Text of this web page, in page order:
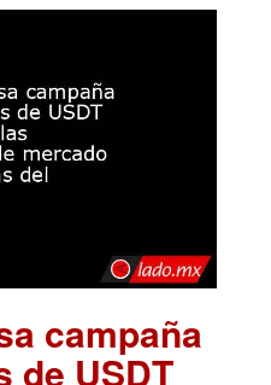
campaña
de USDT